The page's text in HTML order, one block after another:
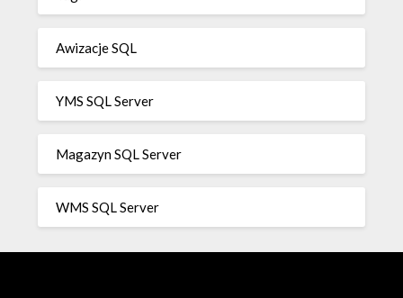
Awizacje SQL
YMS SQL Server
Magazyn SQL Server
WMS SQL Server